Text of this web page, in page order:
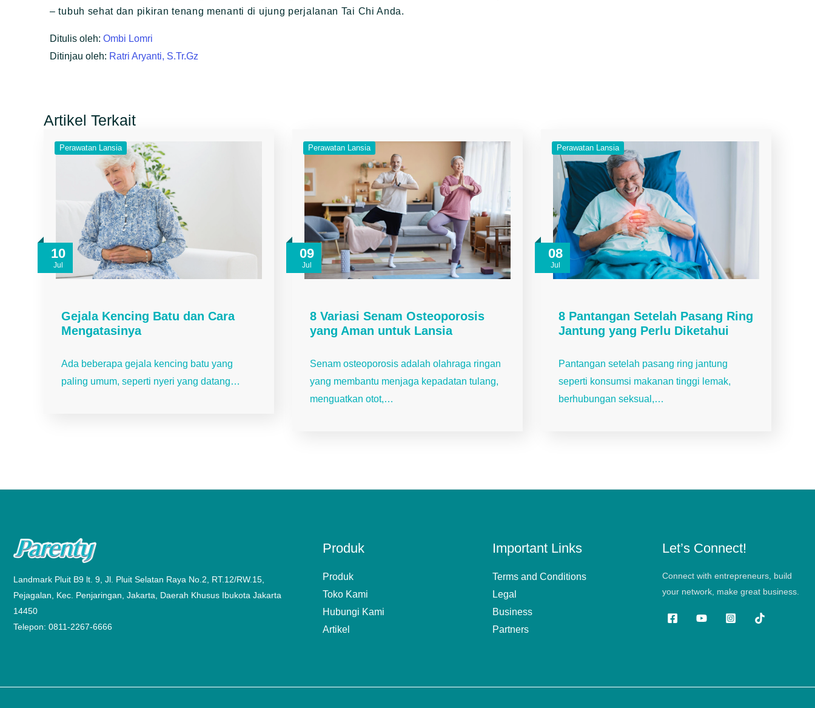
– tubuh sehat dan pikiran tenang menanti di ujung perjalanan Tai Chi Anda.
Ditulis oleh: Ombi Lomri
Ditinjau oleh: Ratri Aryanti, S.Tr.Gz
Artikel Terkait
10
Jul
Perawatan Lansia
Gejala Kencing Batu dan Cara
Mengatasinya
Ada beberapa gejala kencing batu yang
paling umum, seperti nyeri yang datang…
09
Jul
Perawatan Lansia
8 Variasi Senam Osteoporosis
yang Aman untuk Lansia
Senam osteoporosis adalah olahraga ringan
yang membantu menjaga kepadatan tulang,
menguatkan otot,…
08
Jul
Perawatan Lansia
8 Pantangan Setelah Pasang Ring
Jantung yang Perlu Diketahui
Pantangan setelah pasang ring jantung
seperti konsumsi makanan tinggi lemak,
berhubungan seksual,…
Landmark Pluit B9 lt. 9, Jl. Pluit Selatan Raya No.2, RT.12/RW.15,
Pejagalan, Kec. Penjaringan, Jakarta, Daerah Khusus Ibukota Jakarta
14450
Telepon: 0811-2267-6666
Produk
Produk
Toko Kami
Hubungi Kami
Artikel
Important Links
Terms and Conditions
Legal
Business
Partners
Let’s Connect!
Connect with entrepreneurs, build
your network, make great business.